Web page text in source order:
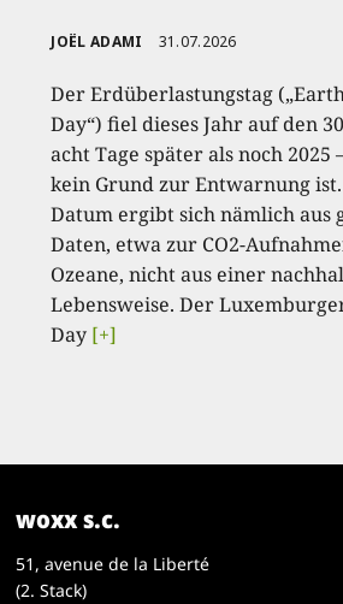
JOËL ADAMI 31.07.2026
Der Erdüberlastungstag
Day“) fiel dieses Jahr auf den
acht Tage später als noch 2025
kein Grund zur Entwarnung
Datum ergibt sich nämlich aus
Daten, etwa zur CO2-
Ozeane, nicht aus einer
Lebensweise. Der
Day [+]
woxx s.c.
51, avenue de la Liberté
(2. Stack)